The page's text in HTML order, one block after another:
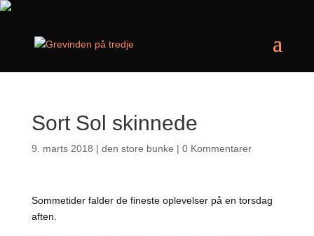
Sort Sol skinnede
9. marts 2018 | den store bunke | 0 Kommentarer
Sommetider falder de fineste oplevelser på en torsdag
aften.